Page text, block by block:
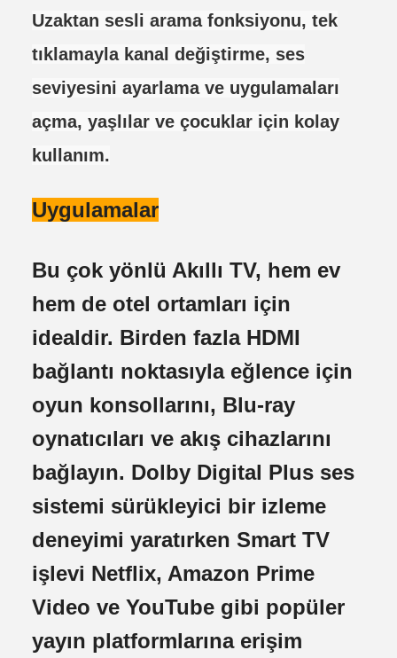
Uzaktan sesli arama fonksiyonu, tek
tıklamayla kanal değiştirme, ses
seviyesini ayarlama ve uygulamaları
açma, yaşlılar ve çocuklar için kolay
kullanım.
Uygulamalar
Bu çok yönlü Akıllı TV, hem ev
hem de otel ortamları için
idealdir. Birden fazla HDMI
bağlantı noktasıyla eğlence için
oyun konsollarını, Blu-ray
oynatıcıları ve akış cihazlarını
bağlayın. Dolby Digital Plus ses
sistemi sürükleyici bir izleme
deneyimi yaratırken Smart TV
işlevi Netflix, Amazon Prime
Video ve YouTube gibi popüler
yayın platformlarına erişim